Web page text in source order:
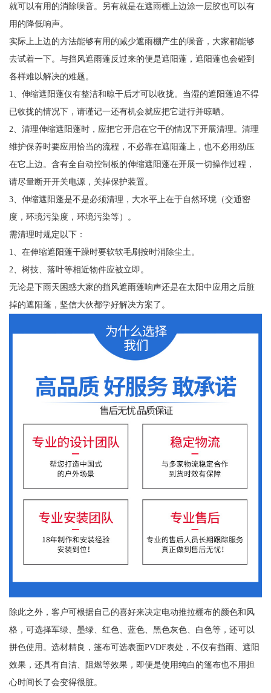
就可以有用的消除噪音。另有就是在遮雨棚上边涂一层胶也可以有
用的降低响声。
实际上上边的方法能够有用的减少遮雨棚产生的噪音，大家都能够
去试着一下。与挡风遮雨蓬反过来的便是遮阳蓬，遮阳蓬也会碰到
各样难以解决的难题。
1、伸缩遮阳蓬仅有整洁和晾干后才可以收拢。当湿的遮阳蓬迫不得
已收拢的情况下，请谨记一还有机会就应把它进行并晾晒。
2、清理伸缩遮阳蓬时，应把它开启在它干的情况下开展清理。清理
维护保养时要应用恰当的流程，不必靠在遮阳蓬上，也不必用劲压
在它上边。含有全自动控制板的伸缩遮阳蓬在开展一切操作过程，
请尽量断开开关电源，关掉保护装置。
3、伸缩遮阳蓬是不是必须清理，大水平上在于自然环境（交通密
度，环境污染度，环境污染等）。
需清理时规定以下：
1、在伸缩遮阳蓬干躁时要软软毛刷按时消除尘土。
2、树技、落叶等相近物件应被立即。
无论是下雨天困惑大家的挡风遮雨蓬响声还是在太阳中应用之后脏
掉的遮阳蓬，坚信大伙都学好解决方案了。
除此之外，客户可根据自己的喜好来决定电动推拉棚布的颜色和风
格，可选择军绿、墨绿、红色、蓝色、黑色灰色、白色等，还可以
拼色使用。选材精良，篷布可选表面PVDF表处，不仅有挡雨、遮阳
效果，还具有自洁、阻燃等效果，即便是使用纯白的篷布也不用担
心时间长了会变得很脏。